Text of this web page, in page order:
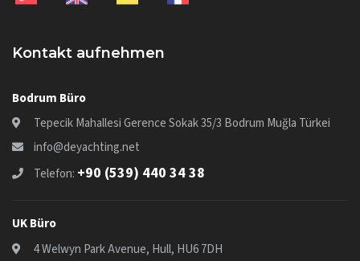
Kontakt aufnehmen
Bodrum Büro
Tepecik Mahallesi Gerence Sokak 35/3 Bodrum Muğla Türkei
info@deyachting.net
Telefon: +90 (539) 440 34 38
UK Büro
4 Welwyn Park Avenue, Hull, HU6 7DH